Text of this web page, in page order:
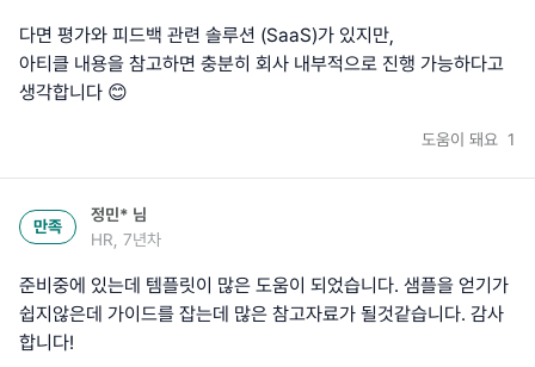
다면 평가와 피드백 관련 솔루션 (SaaS)가 있지만,
아티클 내용을 참고하면 충분히 회사 내부적으로 진행 가능하다고
생각합니다 😊
도움이 돼요 1
만족
정민* 님
HR, 7년차
준비중에 있는데 템플릿이 많은 도움이 되었습니다. 샘플을 얻기가
쉽지않은데 가이드를 잡는데 많은 참고자료가 될것같습니다. 감사
합니다!